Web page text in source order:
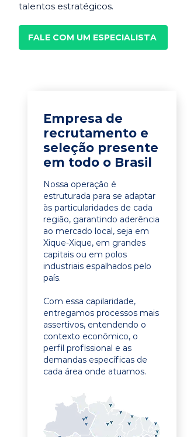
talentos estratégicos.
FALE COM UM ESPECIALISTA
Empresa de
recrutamento e
seleção presente
em todo o Brasil
Nossa operação é
estruturada para se adaptar
às particularidades de cada
região, garantindo aderência
ao mercado local, seja em
Xique-Xique, em grandes
capitais ou em polos
industriais espalhados pelo
país.
Com essa capilaridade,
entregamos processos mais
assertivos, entendendo o
contexto econômico, o
perfil profissional e as
demandas específicas de
cada área onde atuamos.